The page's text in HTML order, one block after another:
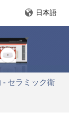
日本語
- セラミック衛